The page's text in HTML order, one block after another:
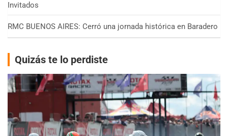
Invitados
RMC BUENOS AIRES: Cerró una jornada histórica en Baradero
Quizás te lo perdiste